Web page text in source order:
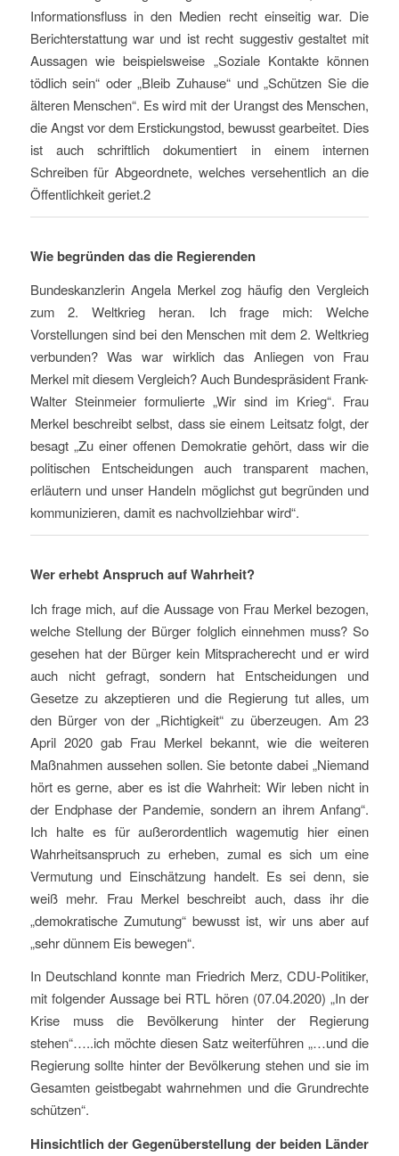
Informationsfluss in den Medien recht einseitig war. Die
Berichterstattung war und ist recht suggestiv gestaltet mit
Aussagen wie beispielsweise „Soziale Kontakte können
tödlich sein“ oder „Bleib Zuhause“ und „Schützen Sie die
älteren Menschen“. Es wird mit der Urangst des Menschen,
die Angst vor dem Erstickungstod, bewusst gearbeitet. Dies
ist auch schriftlich dokumentiert in einem internen
Schreiben für Abgeordnete, welches versehentlich an die
Öffentlichkeit geriet.2
Wie begründen das die Regierenden
Bundeskanzlerin Angela Merkel zog häufig den Vergleich
zum 2. Weltkrieg heran. Ich frage mich: Welche
Vorstellungen sind bei den Menschen mit dem 2. Weltkrieg
verbunden? Was war wirklich das Anliegen von Frau
Merkel mit diesem Vergleich? Auch Bundespräsident Frank-
Walter Steinmeier formulierte „Wir sind im Krieg“. Frau
Merkel beschreibt selbst, dass sie einem Leitsatz folgt, der
besagt „Zu einer offenen Demokratie gehört, dass wir die
politischen Entscheidungen auch transparent machen,
erläutern und unser Handeln möglichst gut begründen und
kommunizieren, damit es nachvollziehbar wird“.
Wer erhebt Anspruch auf Wahrheit?
Ich frage mich, auf die Aussage von Frau Merkel bezogen,
welche Stellung der Bürger folglich einnehmen muss? So
gesehen hat der Bürger kein Mitspracherecht und er wird
auch nicht gefragt, sondern hat Entscheidungen und
Gesetze zu akzeptieren und die Regierung tut alles, um
den Bürger von der „Richtigkeit“ zu überzeugen. Am 23
April 2020 gab Frau Merkel bekannt, wie die weiteren
Maßnahmen aussehen sollen. Sie betonte dabei „Niemand
hört es gerne, aber es ist die Wahrheit: Wir leben nicht in
der Endphase der Pandemie, sondern an ihrem Anfang“.
Ich halte es für außerordentlich wagemutig hier einen
Wahrheitsanspruch zu erheben, zumal es sich um eine
Vermutung und Einschätzung handelt. Es sei denn, sie
weiß mehr. Frau Merkel beschreibt auch, dass ihr die
„demokratische Zumutung“ bewusst ist, wir uns aber auf
„sehr dünnem Eis bewegen“.
In Deutschland konnte man Friedrich Merz, CDU-Politiker,
mit folgender Aussage bei RTL hören (07.04.2020) „In der
Krise muss die Bevölkerung hinter der Regierung
stehen“…..ich möchte diesen Satz weiterführen „…und die
Regierung sollte hinter der Bevölkerung stehen und sie im
Gesamten geistbegabt wahrnehmen und die Grundrechte
schützen“.
Hinsichtlich der Gegenüberstellung der beiden Länder